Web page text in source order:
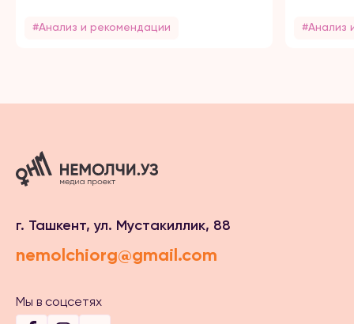
#Анализ и рекомендации #Анализ
г. Ташкент, ул. Мустакиллик, 88
nemolchiorg@gmail.com
Мы в соцсетях